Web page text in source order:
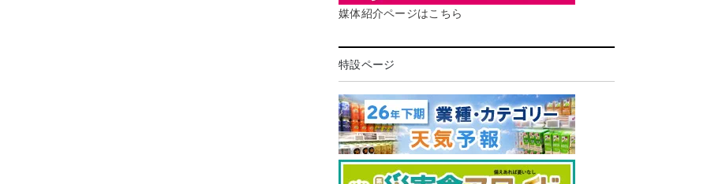
媒体紹介ページはこちら
特設ページ